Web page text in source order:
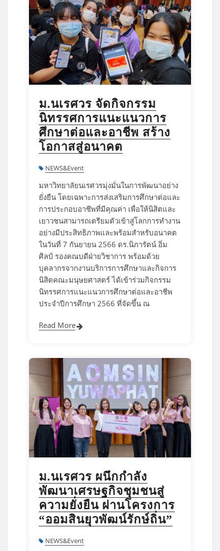
ม.นเรศวร จัดกิจกรรม
นิทรรศการแนะแนวการ
ศึกษาต่อและอาชีพ สร้าง
โอกาสสู่อนาคต
NEWS&Event
มหาวิทยาลัยนเรศวรมุ่งมั่นในการพัฒนาอย่าง
ยั่งยืน โดยเฉพาะการส่งเสริมการศึกษาต่อและ
การประกอบอาชีพที่มีคุณค่า เพื่อให้นิสิตและ
เยาวชนสามารถเตรียมตัวเข้าสู่โลกการทำงาน
อย่างมีประสิทธิภาพและพร้อมสำหรับอนาคต
ในวันที่ 7 กันยายน 2566 ดร.นิภารัตน์ อิ่ม
ศิลป์ รองคณบดีฝ่ายวิชาการ พร้อมด้วย
บุคลากรจากงานบริการการศึกษาและกิจการ
นิสิตคณะมนุษยศาสตร์ ได้เข้าร่วมกิจกรรม
นิทรรศการแนะแนวการศึกษาต่อและอาชีพ
ประจำปีการศึกษา 2566 ที่จัดขึ้น ณ
Read More
ม.นเรศวร ผนึกกำลัง
พัฒนาเศรษฐกิจชุมชนสู่
ความยั่งยืน ผ่านโครงการ
“ออมสินยุวพัฒน์รักษ์ถิ่น”
NEWS&Event